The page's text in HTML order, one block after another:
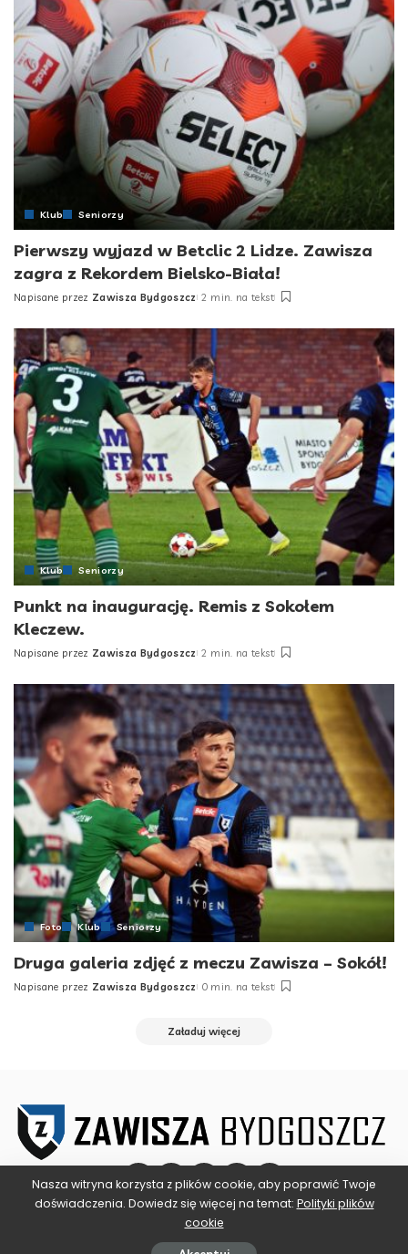
Klub Seniorzy
Pierwszy wyjazd w Betclic 2 Lidze. Zawisza
zagra z Rekordem Bielsko-Biała!
Posted
Napisane przez Zawisza Bydgoszcz 2 min. na tekst
Klub Seniorzy
Punkt na inaugurację. Remis z Sokołem
Kleczew.
Posted
Napisane przez Zawisza Bydgoszcz 2 min. na tekst
Foto Klub Seniorzy
Druga galeria zdjęć z meczu Zawisza – Sokół!
Posted
Napisane przez Zawisza Bydgoszcz 0 min. na tekst
Załaduj więcej
Nasza witryna korzysta z plików cookie, aby poprawić Twoje
doświadczenia. Dowiedz się więcej na temat: Polityki plików
cookie